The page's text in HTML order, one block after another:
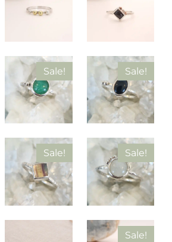
Sale! Sale!
Sale! Sale!
Sale!